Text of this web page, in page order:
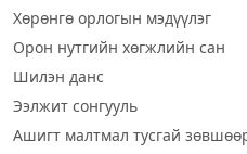
Хөрөнгө орлогын мэдүүлэг
Орон нутгийн хөгжлийн сан
Шилэн данс
Ээлжит сонгууль
Ашигт малтмал тусгай